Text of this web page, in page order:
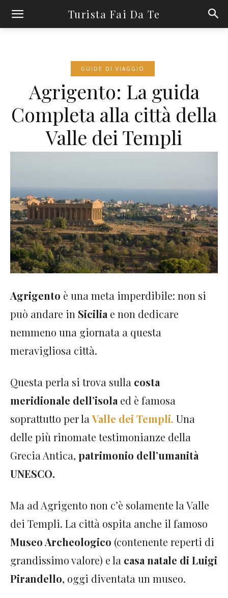
Turista Fai Da Te
GUIDE DI VIAGGIO
Agrigento: La guida
Completa alla città della
Valle dei Templi
Agrigento è una meta imperdibile: non si
può andare in Sicilia e non dedicare
nemmeno una giornata a questa
meravigliosa città.
Questa perla si trova sulla costa
meridionale dell’isola ed è famosa
soprattutto per laValle dei Templi. Una
delle più rinomate testimonianze della
Grecia Antica, patrimonio dell’umanità
UNESCO.
Ma ad Agrigento non c’è solamente la Valle
dei Templi. La città ospita anche il famoso
Museo Archeologico (contenente reperti di
grandissimo valore) e la casa natale di Luigi
Pirandello, oggi diventata un museo.